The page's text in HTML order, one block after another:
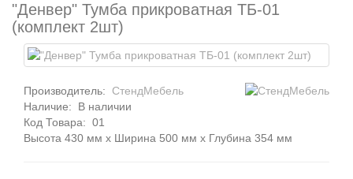
"Денвер" Тумба прикроватная ТБ-01
(комплект 2шт)
Производитель:
СтендМебель
Наличие: В наличии
Код Товара: 01
Высота 430 мм x Ширина 500 мм x Глубина 354 мм